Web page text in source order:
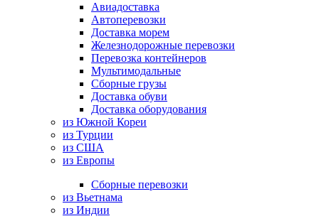
Авиадоставка
Автоперевозки
Доставка морем
Железнодорожные перевозки
Перевозка контейнеров
Мультимодальные
Сборные грузы
Доставка обуви
Доставка оборудования
из Южной Кореи
из Турции
из США
из Европы
Сборные перевозки
из Вьетнама
из Индии